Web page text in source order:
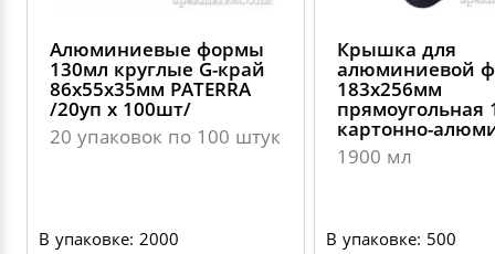
Алюминиевые формы
130мл круглые G-край
86х55х35мм PATERRA
/20уп х 100шт/
20 упаковок по 100 штук
В упаковке: 2000
Крышка для
алюминиевой
183х256мм
прямоугольная
картонно-
1900 мл
В упаковке: 500